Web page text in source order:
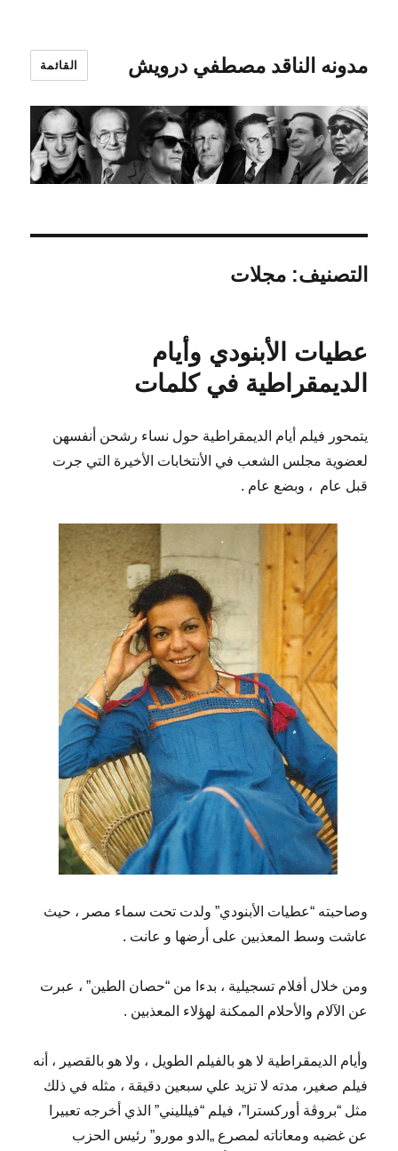
مدونه الناقد مصطفي درويش القائمة
التصنيف:مجلات
عطيات الأبنودي وأيام
الديمقراطية في كلمات
يتمحور فيلم أيام الديمقراطية حول نساء رشحن أنفسهن
لعضوية مجلس الشعب في الأنتخابات الأخيرة التي جرت
قبل عام ، وبضع عام .
وصاحبته “عطيات الأبنودي” ولدت تحت سماء مصر ، حيث
عاشت وسط المعذبين على أرضها و عانت .
ومن خلال أفلام تسجيلية ، بدءا من “حصان الطين” ، عبرت
عن الآلام والأحلام الممكنة لهؤلاء المعذبين .
وأيام الديمقراطية لا هو بالفيلم الطويل ، ولا هو بالقصير ، أنه
فيلم صغير، مدته لا تزيد علي سبعين دقيقة ، مثله في ذلك
مثل “بروڨة أوركسترا”، فيلم “فيلليني” الذي أخرجه تعبيرا
عن غضبه ومعاناته لمصرع „الدو مورو” رئيس الحزب